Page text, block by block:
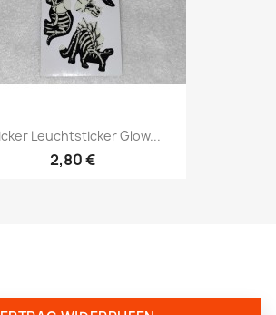
Leuchtsticker Glow...
2,80 €